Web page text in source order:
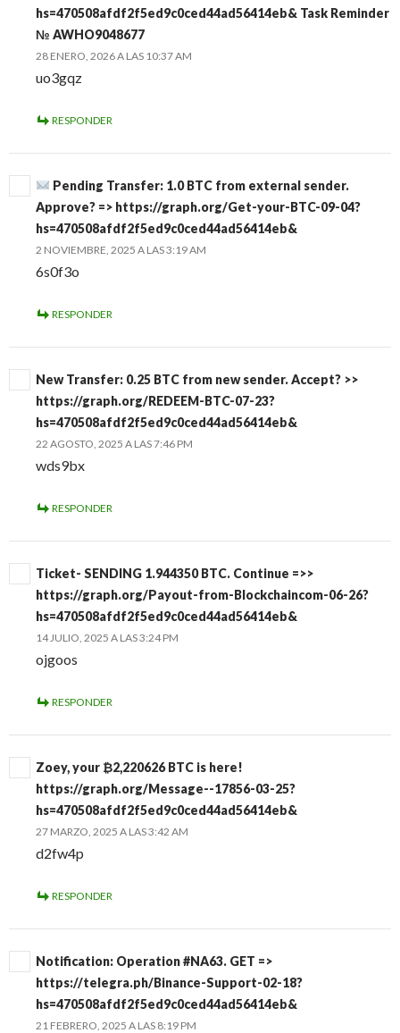
hs=470508afdf2f5ed9c0ced44ad56414eb& Task Reminder
№ AWHO9048677
28 ENERO, 2026 A LAS 10:37 AM
uo3gqz
RESPONDER
Pending Transfer: 1.0 BTC from external sender.
Approve? => https://graph.org/Get-your-BTC-09-04?
hs=470508afdf2f5ed9c0ced44ad56414eb&
2 NOVIEMBRE, 2025 A LAS 3:19 AM
6s0f3o
RESPONDER
New Transfer: 0.25 BTC from new sender. Accept? >>
https://graph.org/REDEEM-BTC-07-23?
hs=470508afdf2f5ed9c0ced44ad56414eb&
22 AGOSTO, 2025 A LAS 7:46 PM
wds9bx
RESPONDER
Ticket- SENDING 1.944350 BTC. Continue =>>
https://graph.org/Payout-from-Blockchaincom-06-26?
hs=470508afdf2f5ed9c0ced44ad56414eb&
14 JULIO, 2025 A LAS 3:24 PM
ojgoos
RESPONDER
Zoey, your ₿2,220626 BTC is here!
https://graph.org/Message--17856-03-25?
hs=470508afdf2f5ed9c0ced44ad56414eb&
27 MARZO, 2025 A LAS 3:42 AM
d2fw4p
RESPONDER
Notification: Operation #NA63. GET =>
https://telegra.ph/Binance-Support-02-18?
hs=470508afdf2f5ed9c0ced44ad56414eb&
21 FEBRERO, 2025 A LAS 8:19 PM